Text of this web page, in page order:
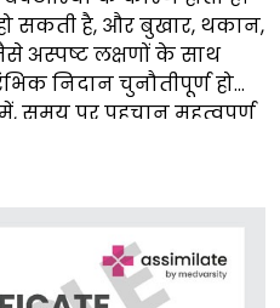
सकती है, और बुखार, थकान,
अस्पष्ट लक्षणों के साथ
निदान चुनौतीपूर्ण हो
समय पर पहचान महत्वपूर्ण
हृदय गति रुकने या
का कारण बन सकता है।
माध्यम से, स्वास्थ्य सेवा
धमकाने वाले परिणामों को